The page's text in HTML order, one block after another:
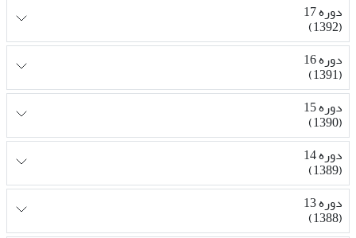
دوره 17
(1392)
دوره 16
(1391)
دوره 15
(1390)
دوره 14
(1389)
دوره 13
(1388)